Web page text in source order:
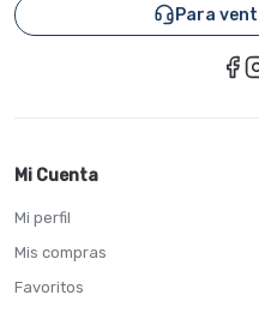
Para
Mi Cuenta
Mi perfil
Mis compras
Favoritos